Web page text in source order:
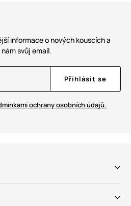
informace o nových kouscích a
svůj email.
Přihlásit se
ochrany osobních údajů.